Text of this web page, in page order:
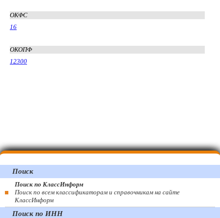
ОКФС
16
ОКОПФ
12300
Поиск
Поиск по КлассИнформ
Поиск по всем классификаторам и справочникам на сайте
КлассИнформ
Поиск по ИНН